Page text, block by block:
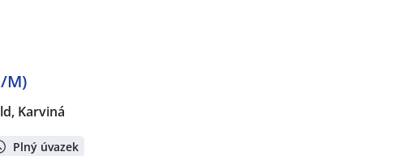
M)
Karviná
Plný úvazek